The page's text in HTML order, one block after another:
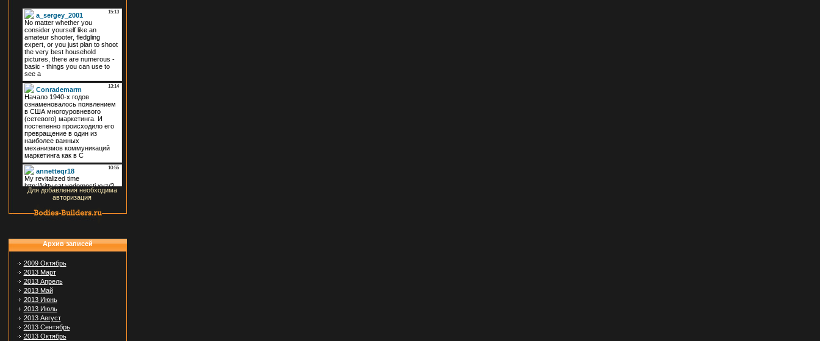
Для добавления необходима
авторизация
Архив записей
2009 Октябрь
2013 Март
2013 Апрель
2013 Май
2013 Июнь
2013 Июль
2013 Август
2013 Сентябрь
2013 Октябрь